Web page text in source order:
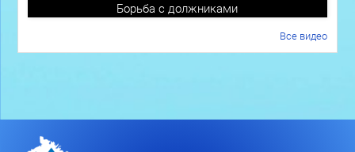
Борьба с должниками
Все видео